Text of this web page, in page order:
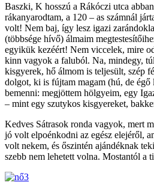
Baszki, K hosszú a Rákóczi utca
rákanyarodtam, a 120 – as számnál
volt! Nem baj, így lesz igazi
(többsége hívő) álmaim
egyikük kezéért! Nem viccelek, mire
kinn vagyok a faluból. Na, mindegy,
kisgyerek, hő álmom is teljesült, szép
dolgot, ki is fújtam magam (hú, de égő
bemenni: megjöttem hölgyeim, egy
– mint egy szutykos kisgyereket,
Kedves Sátrasok ronda vagyok, mert
jó volt elpoénkodni az egész elejéről,
volt nekem, és őszintén ajándéknak
szebb nem lehetett volna. Mostantól a